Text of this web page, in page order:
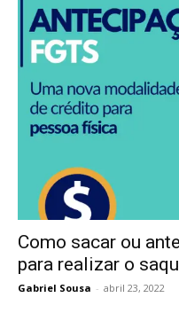
Como sacar ou
para realizar o
Gabriel Sousa - abril 23, 2022